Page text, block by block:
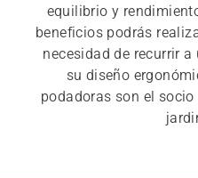
equilibrio y
beneficios podrás
necesidad de recurrir
su diseño
podadoras son el